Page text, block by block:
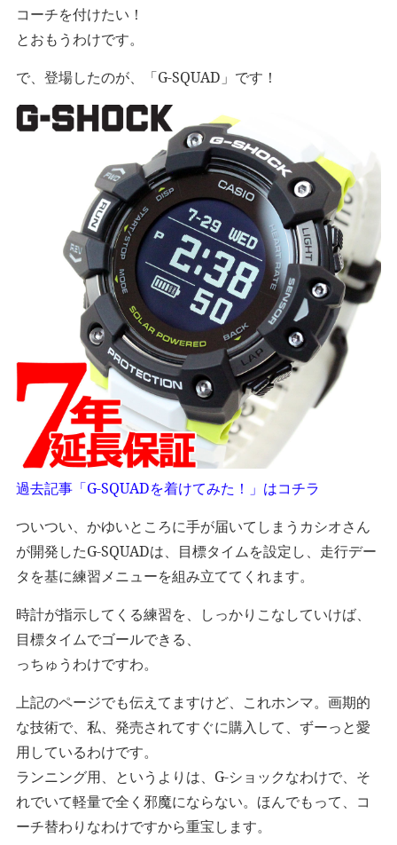
コーチを付けたい！
とおもうわけです。
で、登場したのが、「G-SQUAD」です！
過去記事「G-SQUADを着けてみた！」はコチラ
ついつい、かゆいところに手が届いてしまうカシオさん
が開発したG-SQUADは、目標タイムを設定し、走行デー
タを基に練習メニューを組み立ててくれます。
時計が指示してくる練習を、しっかりこなしていけば、
目標タイムでゴールできる、
っちゅうわけですわ。
上記のページでも伝えてますけど、これホンマ。画期的
な技術で、私、発売されてすぐに購入して、ずーっと愛
用しているわけです。
ランニング用、というよりは、G-ショックなわけで、そ
れでいて軽量で全く邪魔にならない。ほんでもって、コ
ーチ替わりなわけですから重宝します。